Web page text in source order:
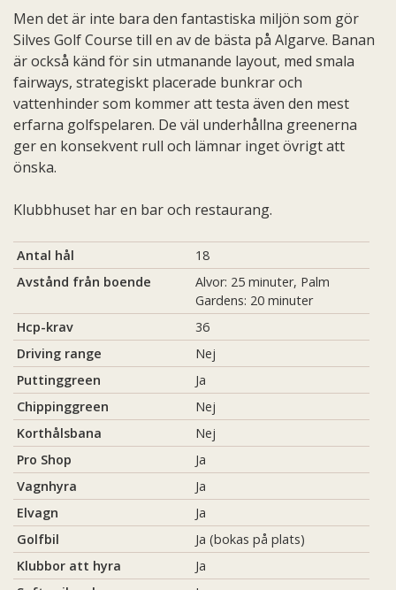
Men det är inte bara den fantastiska miljön som gör
Silves Golf Course till en av de bästa på Algarve. Banan
är också känd för sin utmanande layout, med smala
fairways, strategiskt placerade bunkrar och
vattenhinder som kommer att testa även den mest
erfarna golfspelaren. De väl underhållna greenerna
ger en konsekvent rull och lämnar inget övrigt att
önska.
Klubbhuset har en bar och restaurang.
Antal hål
18
Avstånd från boende
Alvor: 25 minuter, Palm
Gardens: 20 minuter
Hcp-krav
36
Driving range
Nej
Puttinggreen
Ja
Chippinggreen
Nej
Korthålsbana
Nej
Pro Shop
Ja
Vagnhyra
Ja
Elvagn
Ja
Golfbil
Ja (bokas på plats)
Klubbor att hyra
Ja